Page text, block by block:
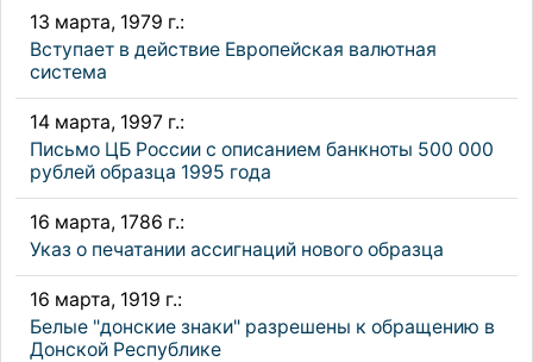
13 марта, 1979 г.:
Вступает в действие Европейская валютная
система
14 марта, 1997 г.:
Письмо ЦБ России с описанием банкноты 500 000
рублей образца 1995 года
16 марта, 1786 г.:
Указ о печатании ассигнаций нового образца
16 марта, 1919 г.:
Белые "донские знаки" разрешены к обращению в
Донской Республике